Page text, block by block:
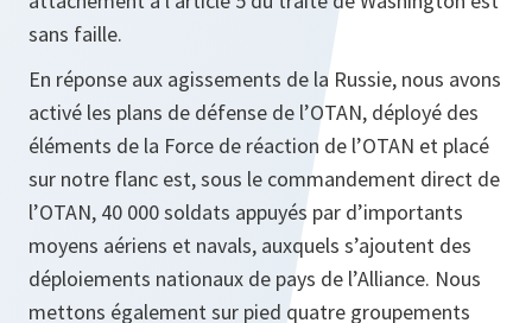
sans faille.
En réponse aux agissements de la Russie, nous avons
activé les plans de défense de l’OTAN, déployé des
éléments de la Force de réaction de l’OTAN et placé
sur notre flanc est, sous le commandement direct de
l’OTAN, 40 000 soldats appuyés par d’importants
moyens aériens et navals, auxquels s’ajoutent des
déploiements nationaux de pays de l’Alliance. Nous
mettons également sur pied quatre groupements